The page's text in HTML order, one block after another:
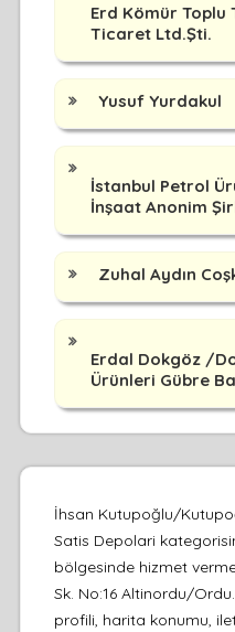
Erd Kömür Toplu
Ticaret Ltd.Şti.
Yusuf Yurdakul
İstanbul Petrol
İnşaat Anonim
Zuhal Aydın
Erdal Dokgöz /
Ürünleri Gübre
İhsan Kutupoğlu/
Satis Depolari
bölgesinde hizmet
Sk. No:16 Altinordu/
profili, harita konumu,